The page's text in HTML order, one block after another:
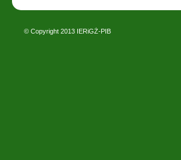
© Copyright 2013 IERiGŻ-PIB